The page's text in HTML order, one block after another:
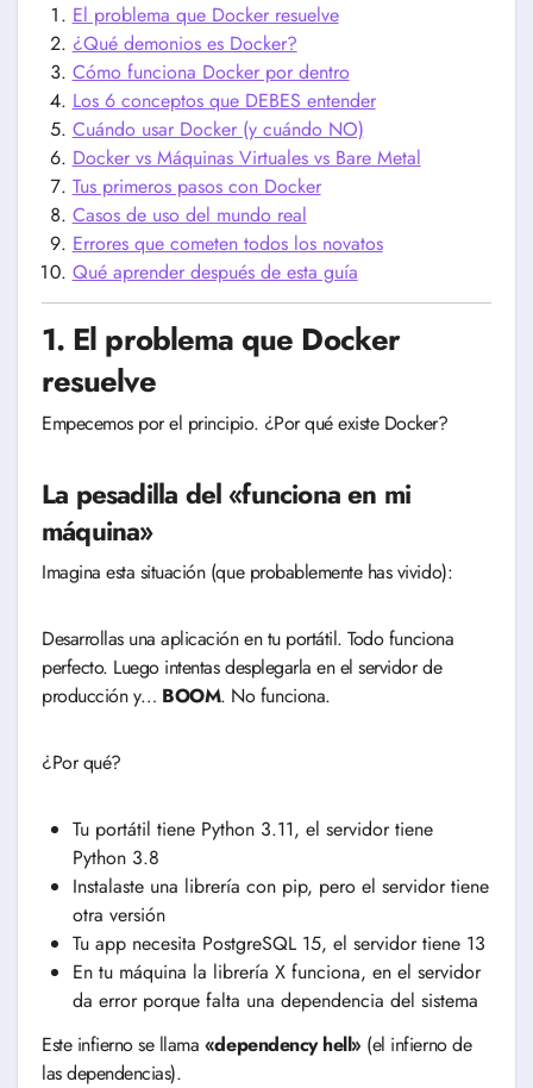
El problema que Docker resuelve
¿Qué demonios es Docker?
Cómo funciona Docker por dentro
Los 6 conceptos que DEBES entender
Cuándo usar Docker (y cuándo NO)
Docker vs Máquinas Virtuales vs Bare Metal
Tus primeros pasos con Docker
Casos de uso del mundo real
Errores que cometen todos los novatos
Qué aprender después de esta guía
1. El problema que Docker
resuelve
Empecemos por el principio. ¿Por qué existe Docker?
La pesadilla del «funciona en mi
máquina»
Imagina esta situación (que probablemente has vivido):
Desarrollas una aplicación en tu portátil. Todo funciona
perfecto. Luego intentas desplegarla en el servidor de
producción y… BOOM. No funciona.
¿Por qué?
Tu portátil tiene Python 3.11, el servidor tiene
Python 3.8
Instalaste una librería con pip, pero el servidor tiene
otra versión
Tu app necesita PostgreSQL 15, el servidor tiene 13
En tu máquina la librería X funciona, en el servidor
da error porque falta una dependencia del sistema
Este infierno se llama «dependency hell» (el infierno de
las dependencias).